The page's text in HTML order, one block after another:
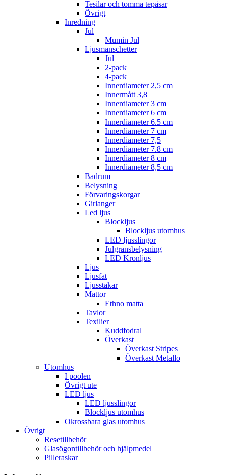
Tesilar och tomma tepåsar
Övrigt
Inredning
Jul
Mumin Jul
Ljusmanschetter
Jul
2-pack
4-pack
Innerdiameter 2,5 cm
Innermått 3,8
Innerdiameter 3 cm
Innerdiameter 6 cm
Innerdiameter 6.5 cm
Innerdiameter 7 cm
Innerdiameter 7,5
Innerdiameter 7.8 cm
Innerdiameter 8 cm
Innerdiameter 8,5 cm
Badrum
Belysning
Förvaringskorgar
Girlanger
Led ljus
Blockljus
Blockljus utomhus
LED ljusslingor
Julgransbelysning
LED Kronljus
Ljus
Ljusfat
Ljusstakar
Mattor
Ethno matta
Tavlor
Texilier
Kuddfodral
Överkast
Överkast Stripes
Överkast Metallo
Utomhus
I poolen
Övrigt ute
LED ljus
LED ljusslingor
Blockljus utomhus
Okrossbara glas utomhus
Övrigt
Resetillbehör
Glasögontillbehör och hjälpmedel
Pilleraskar